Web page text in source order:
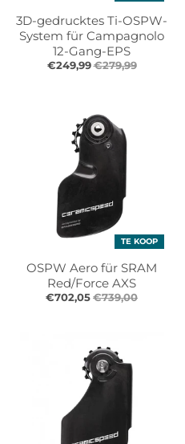
3D-gedrucktes Ti-OSPW-
System für Campagnolo
12-Gang-EPS
€249,99€279,99
TE KOOP
OSPW Aero für SRAM
Red/Force AXS
€702,05€739,00